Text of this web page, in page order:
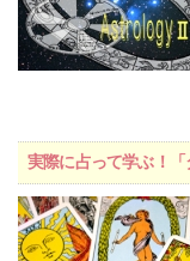
実際に占って学ぶ！「